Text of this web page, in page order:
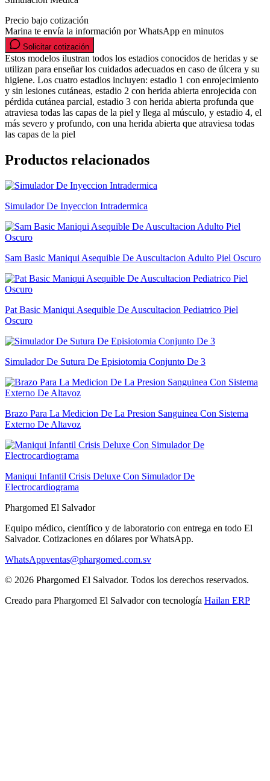
Precio bajo cotización
Marina te envía la información por WhatsApp en minutos
Solicitar cotización
Estos modelos ilustran todos los estadios conocidos de heridas y se
utilizan para enseñar los cuidados adecuados en caso de úlcera y su
higiene. Los cuatro estadios incluyen: estadio 1 con enrojecimiento
y sin lesiones cutáneas, estadio 2 con herida abierta enrojecida con
pérdida cutánea parcial, estadio 3 con herida abierta profunda que
atraviesa todas las capas de la piel y llega al músculo, y estadio 4, el
más severo y profundo, con una herida abierta que atraviesa todas
las capas de la piel
Productos relacionados
Simulador De Inyeccion Intradermica
Sam Basic Maniqui Asequible De Auscultacion Adulto Piel Oscuro
Pat Basic Maniqui Asequible De Auscultacion Pediatrico Piel
Oscuro
Simulador De Sutura De Episiotomia Conjunto De 3
Brazo Para La Medicion De La Presion Sanguinea Con Sistema
Externo De Altavoz
Maniqui Infantil Crisis Deluxe Con Simulador De
Electrocardiograma
Phargomed El Salvador
Equipo médico, científico y de laboratorio con entrega en todo El
Salvador. Cotizaciones en dólares por WhatsApp.
WhatsAppventas@phargomed.com.sv
© 2026 Phargomed El Salvador. Todos los derechos reservados.
Creado para Phargomed El Salvadorcon tecnología Hailan ERP